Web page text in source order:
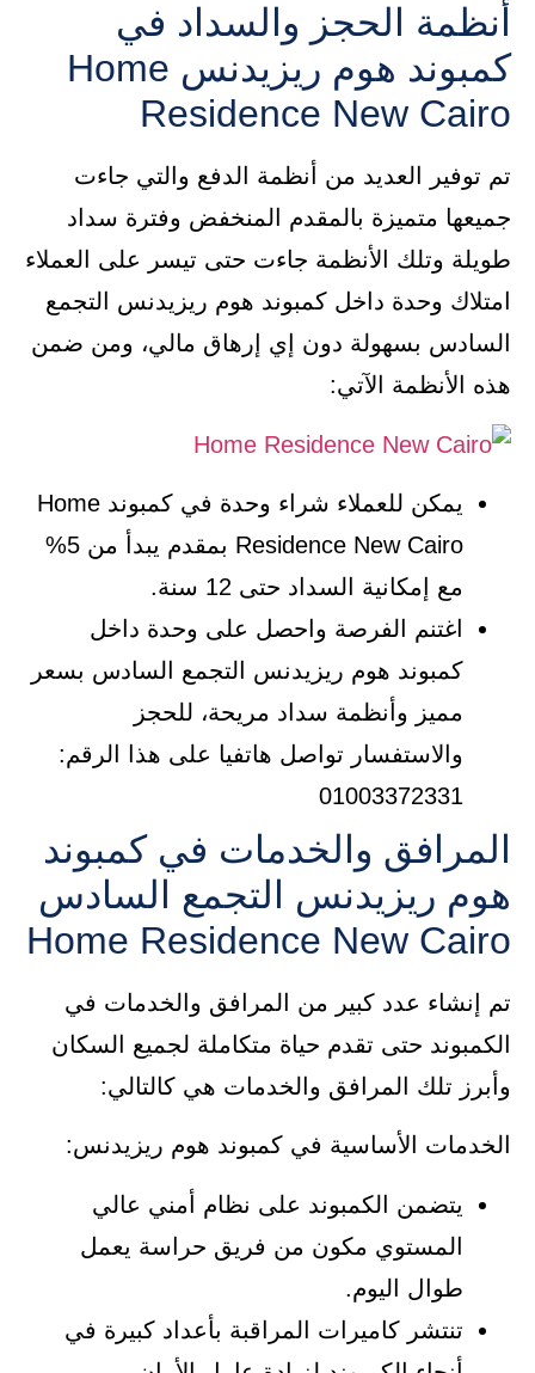
أنظمة الحجز والسداد في
كمبوند هوم ريزيدنس Home
Residence New Cairo
تم توفير العديد من أنظمة الدفع والتي جاءت
جميعها متميزة بالمقدم المنخفض وفترة سداد
طويلة وتلك الأنظمة جاءت حتى تيسر على العملاء
امتلاك وحدة داخل كمبوند هوم ريزيدنس التجمع
السادس بسهولة دون إي إرهاق مالي، ومن ضمن
هذه الأنظمة الآتي:
يمكن للعملاء شراء وحدة في كمبوند Home
Residence New Cairo بمقدم يبدأ من 5%
مع إمكانية السداد حتى 12 سنة.
اغتنم الفرصة واحصل على وحدة داخل
كمبوند هوم ريزيدنس التجمع السادس بسعر
مميز وأنظمة سداد مريحة، للحجز
والاستفسار تواصل هاتفيا على هذا الرقم:
01003372331
المرافق والخدمات في كمبوند
هوم ريزيدنس التجمع السادس
Home Residence New Cairo
تم إنشاء عدد كبير من المرافق والخدمات في
الكمبوند حتى تقدم حياة متكاملة لجميع السكان
وأبرز تلك المرافق والخدمات هي كالتالي:
الخدمات الأساسية في كمبوند هوم ريزيدنس:
يتضمن الكمبوند على نظام أمني عالي
المستوي مكون من فريق حراسة يعمل
طوال اليوم.
تنتشر كاميرات المراقبة بأعداد كبيرة في